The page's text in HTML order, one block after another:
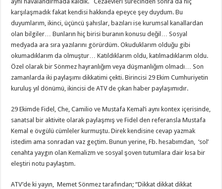
karşılaşmadık fakat kendisi hakkında epeyce şey duydum. Bu
duyumlarım, ikinci, üçüncü şahıslar, bazıları ise kurumsal kanallardan
olan bilgiler… Bunların hiç birisi buranın konusu değil… Sosyal
medyada ara sıra yazılarını görürdüm. Okuduklarım olduğu gibi
okumadıklarım da olmuştur… Katıldıklarım oldu, katılmadıklarım oldu.
Özel olarak bir Sönmez hayranlığım veya düşmanlığım olmadı… Son
zamanlarda iki paylaşımı dikkatimi çekti. Birincisi 29 Ekim Cumhuriyetin
kuruluş yıl dönümü, ikincisi de ATV de çıkan haber paylaşımıdır.
29 Ekimde Fidel, Che, Camilio ve Mustafa Kemal‘i aynı kontex içerisinde,
sanatsal bir aktivite olarak paylaşmış ve Fidel den referansla Mustafa
Kemal e övgülü cümleler kurmuştu. Direk kendisine cevap yazmak
istedim ama sonradan vaz geçtim. Bunun yerine, Fb. hesabımdan, ‘sol’
cenahta yaygın olan Kemalizm ve sosyal şoven tutumlara dair kısa bir
eleştiri notu paylaştım.
ATV’de ki yayın, Memet Sönmez tarafından; “Dikkat dikkat dikkat